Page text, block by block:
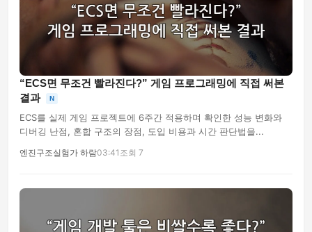
“ECS면 무조건 빨라진다?” 게임 프로그래밍에 직접 써본
결과
N
ECS를 실제 게임 프로젝트에 6주간 적용하며 확인한 성능 변화와
디버깅 난점, 혼합 구조의 장점, 도입 비용과 시간 판단법을...
엔진구조실험가 하람03:41 조회 7